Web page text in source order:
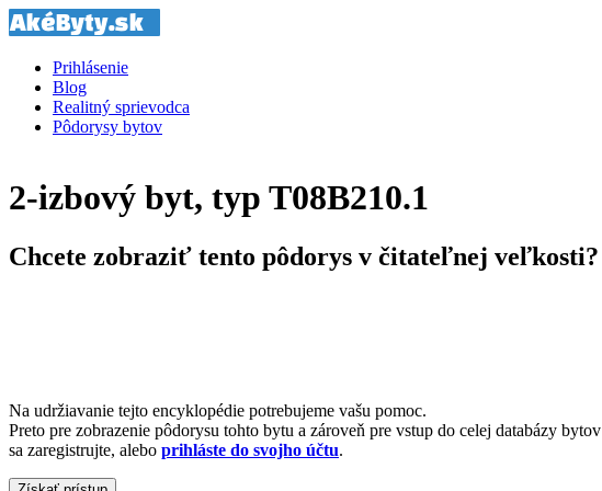
Prihlásenie
Blog
Realitný sprievodca
Pôdorysy bytov
2-izbový byt, typ T08B210.1
Chcete zobraziť tento pôdorys v čitateľnej veľkosti?
Na udržiavanie tejto encyklopédie potrebujeme vašu pomoc.
Preto pre zobrazenie pôdorysu tohto bytu a zároveň pre vstup do celej databázy bytov
sa zaregistrujte, alebo prihláste do svojho účtu.